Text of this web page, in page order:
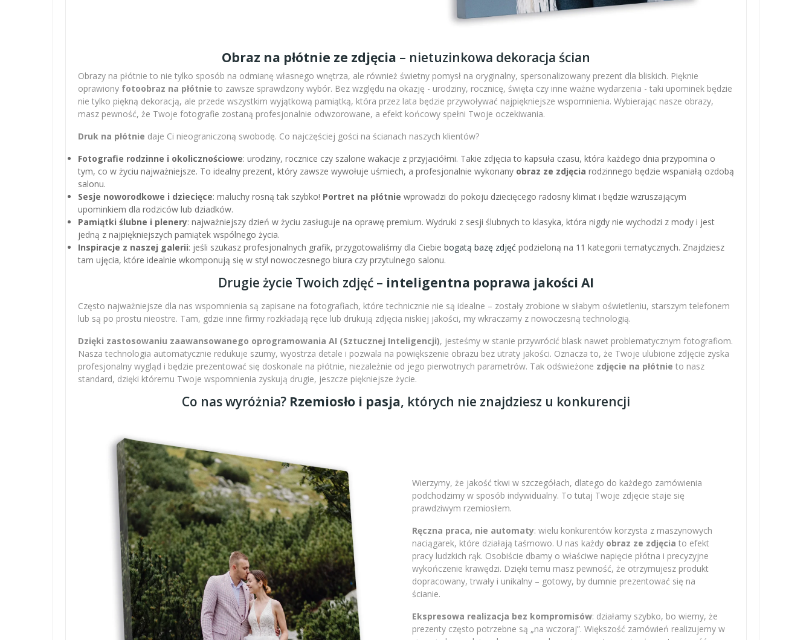
Obraz na płótnie ze zdjęcia – nietuzinkowa dekoracja ścian
Obrazy na płótnie to nie tylko sposób na odmianę własnego wnętrza, ale również świetny pomysł na oryginalny, spersonalizowany prezent dla bliskich. Pięknie
oprawiony fotoobraz na płótnie to zawsze sprawdzony wybór. Bez względu na okazję - urodziny, rocznicę, święta czy inne ważne wydarzenia - taki upominek będzie
nie tylko piękną dekoracją, ale przede wszystkim wyjątkową pamiątką, która przez lata będzie przywoływać najpiękniejsze wspomnienia. Wybierając nasze obrazy,
masz pewność, że Twoje fotografie zostaną profesjonalnie odwzorowane, a efekt końcowy spełni Twoje oczekiwania.
Druk na płótnie daje Ci nieograniczoną swobodę. Co najczęściej gości na ścianach naszych klientów?
Fotografie rodzinne i okolicznościowe: urodziny, rocznice czy szalone wakacje z przyjaciółmi. Takie zdjęcia to kapsuła czasu, która każdego dnia przypomina o
tym, co w życiu najważniejsze. To idealny prezent, który zawsze wywołuje uśmiech, a profesjonalnie wykonany obraz ze zdjęcia rodzinnego będzie wspaniałą ozdobą
salonu.
Sesje noworodkowe i dziecięce: maluchy rosną tak szybko! Portret na płótnie wprowadzi do pokoju dziecięcego radosny klimat i będzie wzruszającym
upominkiem dla rodziców lub dziadków.
Pamiątki ślubne i plenery: najważniejszy dzień w życiu zasługuje na oprawę premium. Wydruki z sesji ślubnych to klasyka, która nigdy nie wychodzi z mody i jest
jedną z najpiękniejszych pamiątek wspólnego życia.
Inspiracje z naszej galerii: jeśli szukasz profesjonalnych grafik, przygotowaliśmy dla Ciebie bogatą bazę zdjęć podzieloną na 11 kategorii tematycznych. Znajdziesz
tam ujęcia, które idealnie wkomponują się w styl nowoczesnego biura czy przytulnego salonu.
Drugie życie Twoich zdjęć – inteligentna poprawa jakości AI
Często najważniejsze dla nas wspomnienia są zapisane na fotografiach, które technicznie nie są idealne – zostały zrobione w słabym oświetleniu, starszym telefonem
lub są po prostu nieostre. Tam, gdzie inne firmy rozkładają ręce lub drukują zdjęcia niskiej jakości, my wkraczamy z nowoczesną technologią.
Dzięki zastosowaniu zaawansowanego oprogramowania AI (Sztucznej Inteligencji), jesteśmy w stanie przywrócić blask nawet problematycznym fotografiom.
Nasza technologia automatycznie redukuje szumy, wyostrza detale i pozwala na powiększenie obrazu bez utraty jakości. Oznacza to, że Twoje ulubione zdjęcie zyska
profesjonalny wygląd i będzie prezentować się doskonale na płótnie, niezależnie od jego pierwotnych parametrów. Tak odświeżone zdjęcie na płótnie to nasz
standard, dzięki któremu Twoje wspomnienia zyskują drugie, jeszcze piękniejsze życie.
Co nas wyróżnia? Rzemiosło i pasja, których nie znajdziesz u konkurencji
Wierzymy, że jakość tkwi w szczegółach, dlatego do każdego zamówienia
podchodzimy w sposób indywidualny. To tutaj Twoje zdjęcie staje się
prawdziwym rzemiosłem.
Ręczna praca, nie automaty: wielu konkurentów korzysta z maszynowych
naciągarek, które działają taśmowo. U nas każdy obraz ze zdjęcia to efekt
pracy ludzkich rąk. Osobiście dbamy o właściwe napięcie płótna i precyzyjne
wykończenie krawędzi. Dzięki temu masz pewność, że otrzymujesz produkt
dopracowany, trwały i unikalny – gotowy, by dumnie prezentować się na
ścianie.
Ekspresowa realizacja bez kompromisów: działamy szybko, bo wiemy, że
prezenty często potrzebne są „na wczoraj”. Większość zamówień realizujemy w